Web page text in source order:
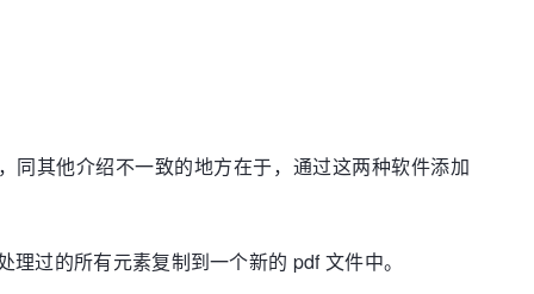
其他介绍不一致的地方在于，通过这两种软件添加
过的所有元素复制到一个新的 pdf 文件中。